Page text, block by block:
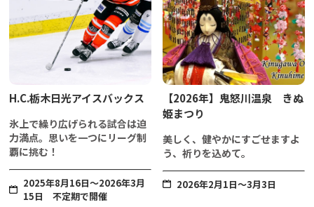
H.C.栃木日光アイスバックス
氷上で繰り広げられる試合は迫
力満点。思いを一つにリーグ制
覇に挑む！
2025年8月16日～2026年3月
15日 不定期で開催
【2026年】鬼怒川温泉 きぬ
姫まつり
美しく、健やかにすごせますよ
う、祈りを込めて。
2026年2月1日～3月3日